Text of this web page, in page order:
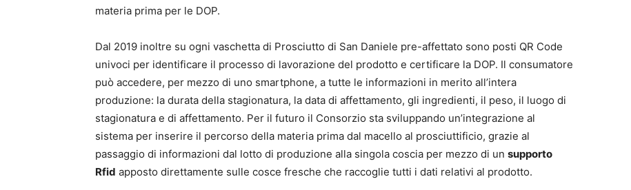
materia prima per le DOP.
Dal 2019 inoltre su ogni vaschetta di Prosciutto di San Daniele pre-affettato sono posti QR Code
univoci per identificare il processo di lavorazione del prodotto e certificare la DOP. Il consumatore
può accedere, per mezzo di uno smartphone, a tutte le informazioni in merito all’intera
produzione: la durata della stagionatura, la data di affettamento, gli ingredienti, il peso, il luogo di
stagionatura e di affettamento. Per il futuro il Consorzio sta sviluppando un’integrazione al
sistema per inserire il percorso della materia prima dal macello al prosciuttificio, grazie al
passaggio di informazioni dal lotto di produzione alla singola coscia per mezzo di un supporto
Rfid apposto direttamente sulle cosce fresche che raccoglie tutti i dati relativi al prodotto.